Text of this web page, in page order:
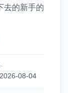
去的新手的
·
08-04